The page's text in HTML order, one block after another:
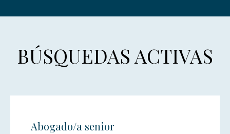
BÚSQUEDAS ACTIVAS
Abogado/a senior